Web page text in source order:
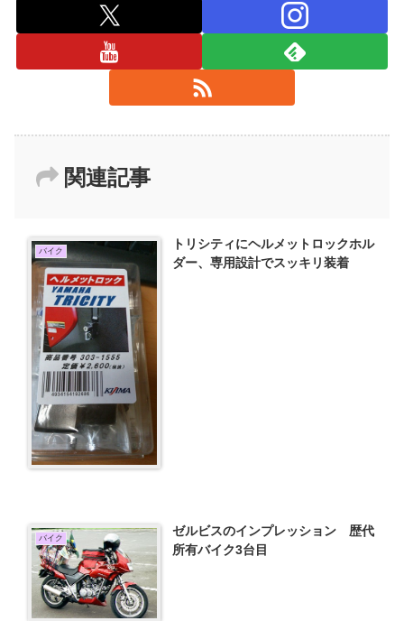
関連記事
バイク
トリシティにヘルメットロックホル
ダー、専用設計でスッキリ装着
バイク
ゼルビスのインプレッション 歴代
所有バイク3台目